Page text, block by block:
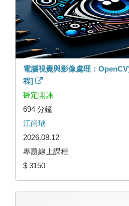
電腦視覺與影像處理：
程]
確定開課
694 分鐘
江尚瑀
2026.08.12
專題線上課程
$ 3150